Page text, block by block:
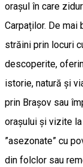
orașul în care
Carpaților. De
străini prin locuri
descoperite,
istorie, natură și
prin Brașov sau
orașului și vizite
”asezonate” cu
din folclor sau